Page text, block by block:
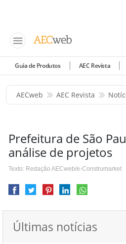
Guia de Produtos AEC Revista
AECweb AEC Revista
Prefeitura de São
análise de projetos
Texto: Redação AECweb/e-Construmarket
Últimas notícias